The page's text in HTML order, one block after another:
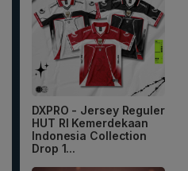
DXPRO - Jersey Reguler
HUT RI Kemerdekaan
Indonesia Collection
Drop 1...